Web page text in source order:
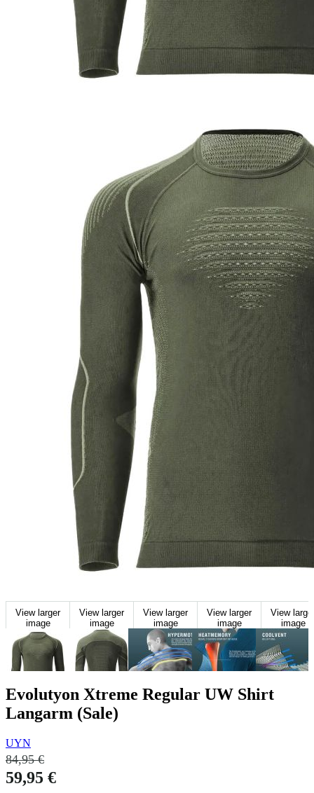
View larger
image
View larger
image
View larger
image
View larger
image
View
image
Evolutyon Xtreme Regular UW Shirt
Langarm (Sale)
UYN
84,95 €
59,95 €